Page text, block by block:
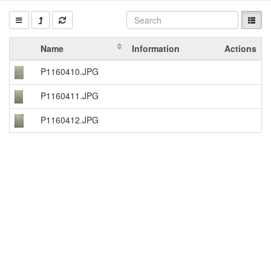
Name Information
Actions
P1160410.JPG
P1160411.JPG
P1160412.JPG